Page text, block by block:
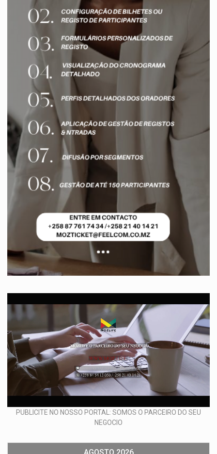
PUBLICITE NO NOSSO PORTAL: SOMOS O PARCEIRO DO SEU
NEGOCIO
AGOSTO 2026